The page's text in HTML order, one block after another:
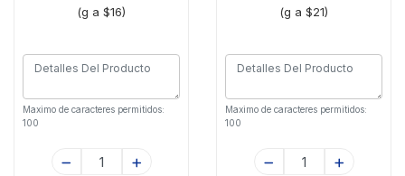
(g a $16)
Maximo de caracteres permitidos:
100
(g a $21)
Maximo de caracteres permitidos:
100